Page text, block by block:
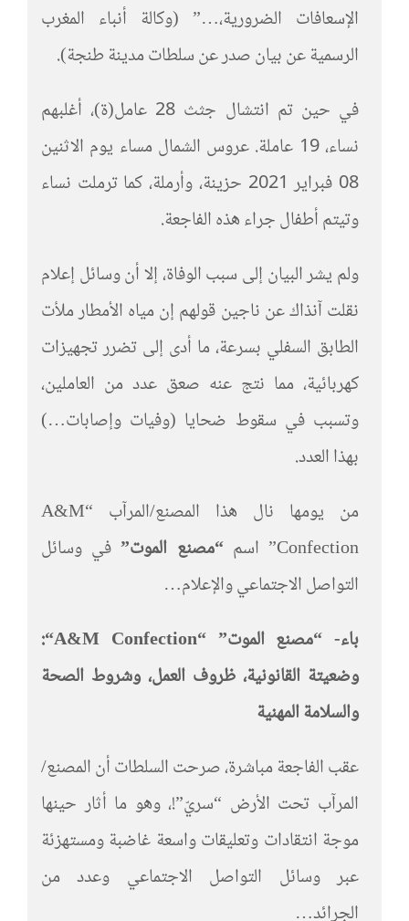
الإسعافات الضرورية،…” (وكالة أنباء المغرب
الرسمية عن بيان صدر عن سلطات مدينة طنجة).
في حين تم انتشال جثث 28 عامل(ة)، أغلبهم
نساء، 19 عاملة. عروس الشمال مساء يوم الاثنين
08 فبراير 2021 حزينة، وأرملة، كما ترملت نساء
وتيتم أطفال جراء هذه الفاجعة.
ولم يشر البيان إلى سبب الوفاة، إلا أن وسائل إعلام
نقلت آنذاك عن ناجين قولهم إن مياه الأمطار ملأت
الطابق السفلي بسرعة، ما أدى إلى تضرر تجهيزات
كهربائية، مما نتج عنه صعق عدد من العاملين،
وتسبب في سقوط ضحايا (وفيات وإصابات…)
بهذا العدد.
من يومها نال هذا المصنع/المرآب “A&M
Confection” اسم
“مصنع الموت”في وسائل
التواصل الاجتماعي والإعلام…
باء- “مصنع الموت”“
A&M Confection
“
:
وضعيتة القانونية، ظروف العمل، وشروط الصحة
والسلامة المهنية
عقب الفاجعة مباشرة، صرحت السلطات أن المصنع/
المرآب تحت الأرض “سريّ”!، وهو ما أثار حينها
موجة انتقادات وتعليقات واسعة غاضبة ومستهزئة
عبر وسائل التواصل الاجتماعي وعدد من
الجرائد…